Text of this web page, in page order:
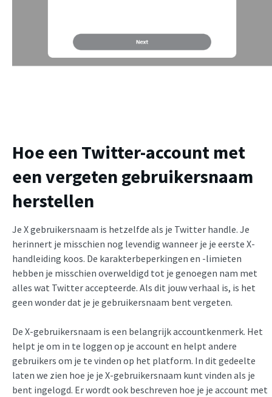
Hoe een Twitter-account met
een vergeten gebruikersnaam
herstellen
Je X gebruikersnaam is hetzelfde als je Twitter handle. Je
herinnert je misschien nog levendig wanneer je je eerste X-
handleiding koos. De karakterbeperkingen en -limieten
hebben je misschien overweldigd tot je genoegen nam met
alles wat Twitter accepteerde. Als dit jouw verhaal is, is het
geen wonder dat je je gebruikersnaam bent vergeten.
De X-gebruikersnaam is een belangrijk accountkenmerk. Het
helpt je om in te loggen op je account en helpt andere
gebruikers om je te vinden op het platform. In dit gedeelte
laten we zien hoe je je X-gebruikersnaam kunt vinden als je
bent ingelogd. Er wordt ook beschreven hoe je je account met